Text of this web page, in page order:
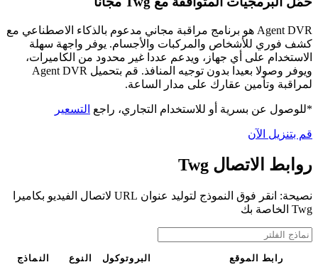
Agent DVR هو برنامج مراقبة مجاني مدعوم بالذكاء الاصطناعي مع
كشف فوري للأشخاص والمركبات والأجسام. يوفر واجهة سهلة
الاستخدام على أي جهاز، ويدعم عددا غير محدود من الكاميرات،
ويوفر وصولا بعيدا بدون توجيه المنافذ. قم بتحميل Agent DVR
لمراقبة وتأمين عقارك على مدار الساعة.
*للوصول عن بسرية أو للاستخدام التجاري، راجع التسعير
قم بتنزيل الآن
روابط الاتصال Twg
نصيحة: انقر فوق النموذج لتوليد عنوان URL لاتصال الفيديو بكاميرا
Twg الخاصة بك
النماذج النوع البروتوكول رابط الموقع